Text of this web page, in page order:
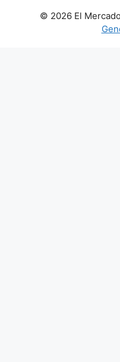
© 2026 El